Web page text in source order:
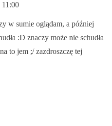
11:00
w sumie oglądam, a później
:D znaczy może nie schudła
to jem ;/ zazdroszczę tej